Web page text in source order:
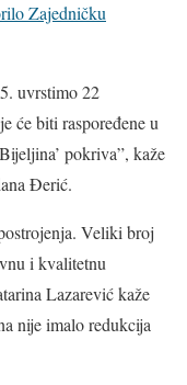
Zajedničku
uvrstimo 22
će biti raspoređene u
pokriva”, kaže
Đerić.
Veliki broj
i kvalitetnu
Lazarević kaže
nije imalo redukcija